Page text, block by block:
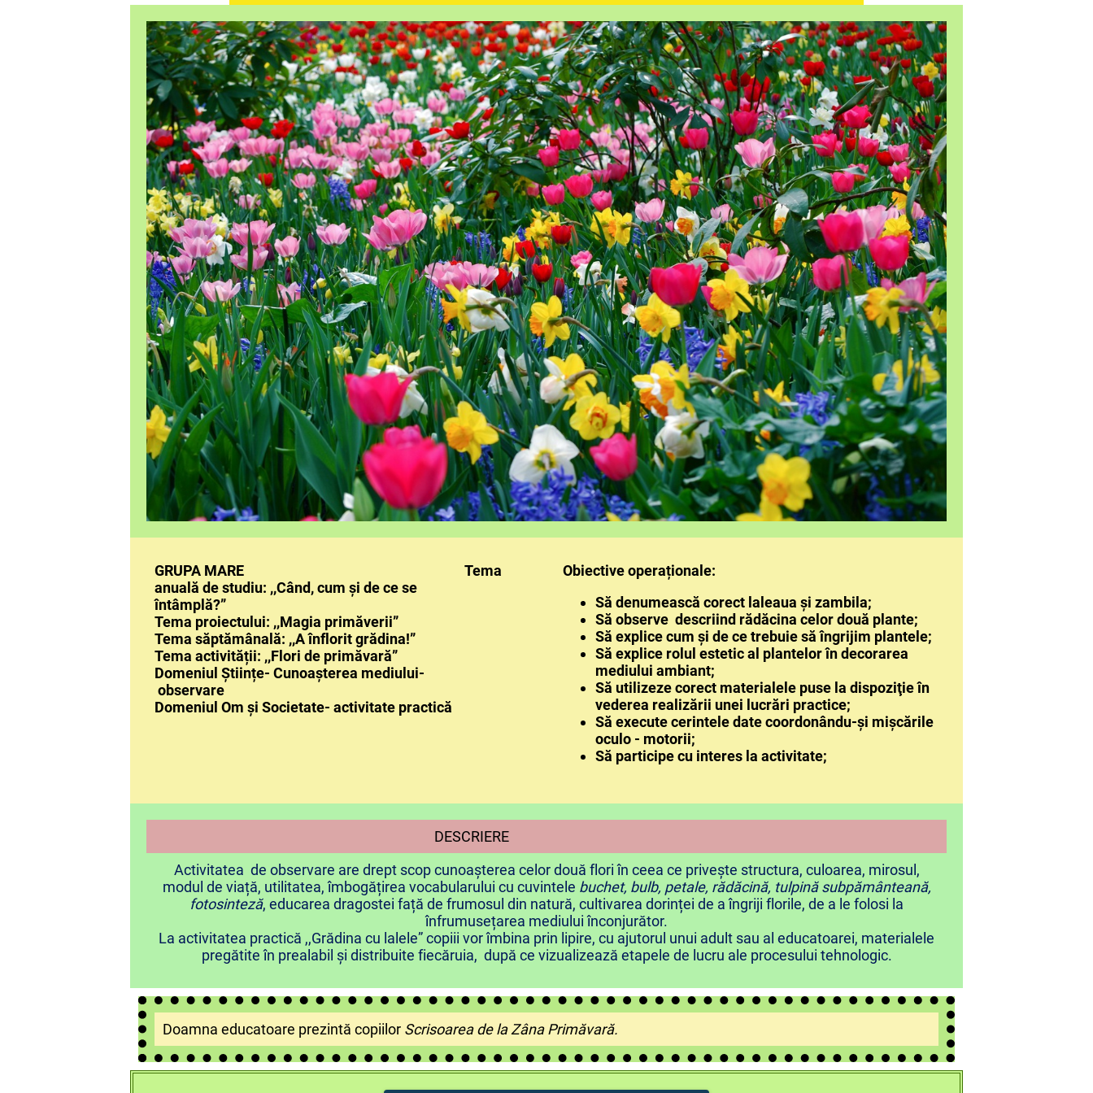
GRUPA MARE Tema
anuală de studiu: ,,Când, cum și de ce se
întâmplă?”
Tema proiectului: ,,Magia primăverii”
Tema săptămânală: ,,A înflorit grădina!”
Tema activității: ,,Flori de primăvară”
Domeniul Științe- Cunoașterea mediului-
observare
Domeniul Om și Societate- activitate practică
Obiective operaționale:
Să denumească corect laleaua și zambila;
Să observe descriind rădăcina celor două plante;
Să explice cum și de ce trebuie să îngrijim plantele;
Să explice rolul estetic al plantelor în decorarea
mediului ambiant;
Să utilizeze corect materialele puse la dispoziţie în
vederea realizării unei lucrări practice;
Să execute cerintele date coordonându-și mișcările
oculo - motorii;
Să participe cu interes la activitate;
DESCRIERE
Activitatea de observare are drept scop cunoașterea celor două flori în ceea ce privește structura, culoarea, mirosul,
modul de viață, utilitatea, îmbogățirea vocabularului cu cuvintele buchet, bulb, petale, rădăcină, tulpină subpământeană,
fotosinteză, educarea dragostei față de frumosul din natură, cultivarea dorinței de a îngriji florile, de a le folosi la
înfrumusețarea mediului înconjurător.
La activitatea practică ,,Grădina cu lalele” copiii vor îmbina prin lipire, cu ajutorul unui adult sau al educatoarei, materialele
pregătite în prealabil și distribuite fiecăruia, după ce vizualizează etapele de lucru ale procesului tehnologic.
Doamna educatoare prezintă copiilor Scrisoarea de la Zâna Primăvară.